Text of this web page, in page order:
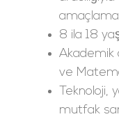
8 ila 18
Akademik
ve
Teknoloji,
mutfak